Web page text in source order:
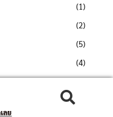
(1)
(2)
(5)
(4)
(76)
(74)
ลย